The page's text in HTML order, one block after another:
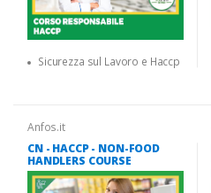
Sicurezza sul Lavoro e Haccp
Anfos.it
CN - HACCP - NON-FOOD
HANDLERS COURSE